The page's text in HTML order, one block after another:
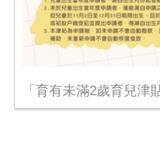
「育有未滿2歲育兒津